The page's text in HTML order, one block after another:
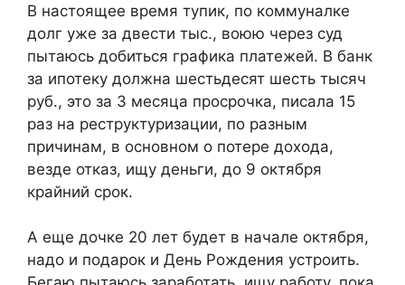
В настоящее время тупик, по коммуналке
долг уже за двести тыс., воюю через суд
пытаюсь добиться графика платежей. В банк
за ипотеку должна шестьдесят шесть тысяч
руб., это за 3 месяца просрочка, писала 15
раз на реструктуризации, по разным
причинам, в основном о потере дохода,
везде отказ, ищу деньги, до 9 октября
крайний срок.
А еще дочке 20 лет будет в начале октября,
надо и подарок и День Рождения устроить.